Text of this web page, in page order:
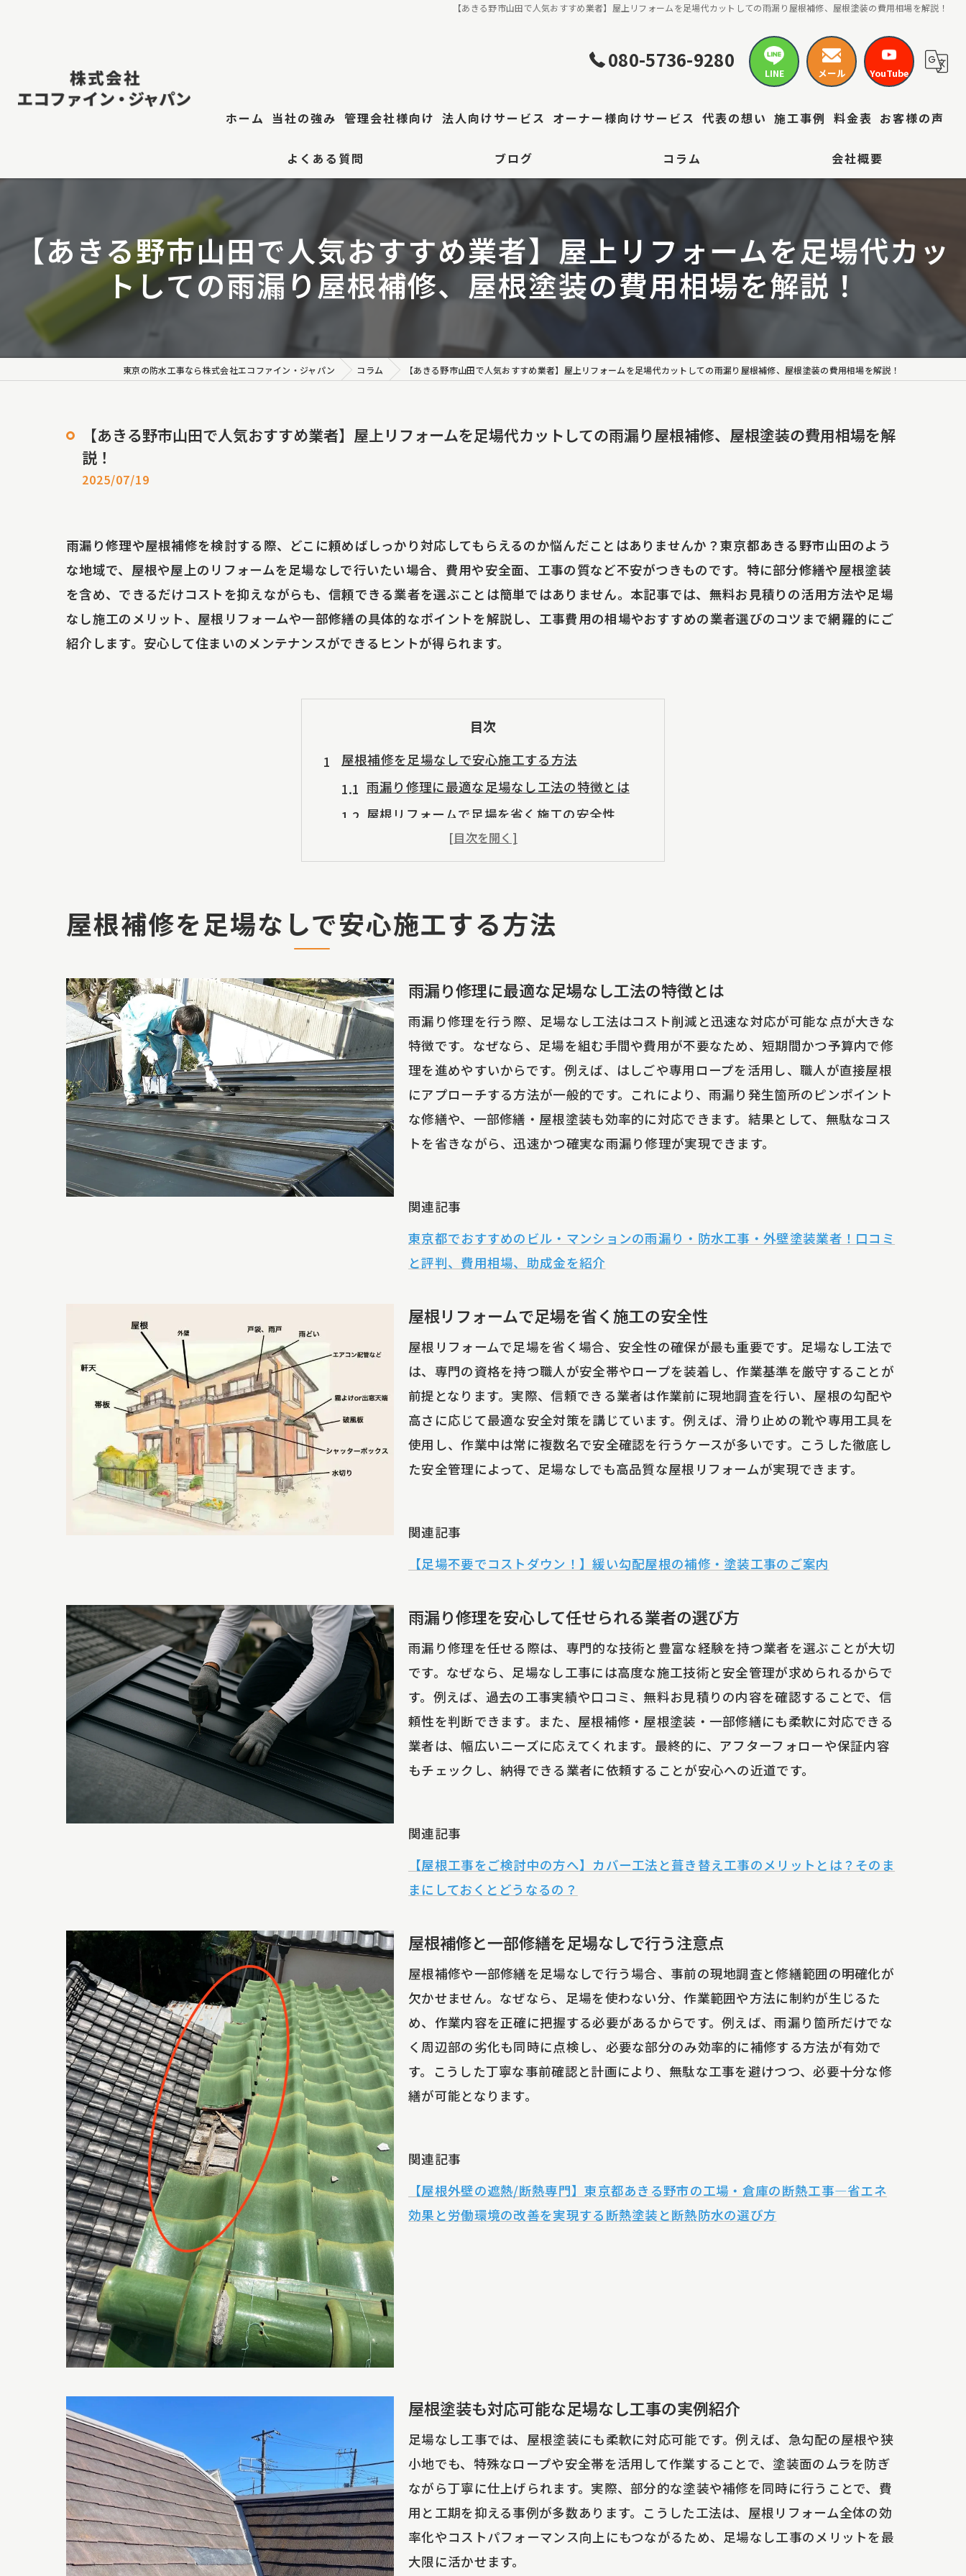
【あきる野市山田で人気おすすめ業者】屋上リフォームを足場代カットしての雨漏り屋根補修、屋根塗装の費用相場を解説！
080-5736-9280
LINE メール YouTube
ホーム 当社の強み
江東区 防水工事
屋根塗装
ロープアクセス工法
雨漏り修理
シーリング工事
雨樋工事
内装塗装
管理会社様向け 法人向けサービス オーナー様向けサービス 代表の想い 施工事例 料金表 お客様の声
よくある質問 ブログ コラム 会社概要
【あきる野市山田で人気おすすめ業者】屋上リフォームを足場代カッ
トしての雨漏り屋根補修、屋根塗装の費用相場を解説！
東京の防水工事なら株式会社エコファイン・ジャパン コラム 【あきる野市山田で人気おすすめ業者】屋上リフォームを足場代カットしての雨漏り屋根補修、屋根塗装の費用相場を解説！
【あきる野市山田で人気おすすめ業者】屋上リフォームを足場代カットしての雨漏り屋根補修、屋根塗装の費用相場を解
説！
2025/07/19
雨漏り修理や屋根補修を検討する際、どこに頼めばしっかり対応してもらえるのか悩んだことはありませんか？東京都あきる野市山田のよう
な地域で、屋根や屋上のリフォームを足場なしで行いたい場合、費用や安全面、工事の質など不安がつきものです。特に部分修繕や屋根塗装
を含め、できるだけコストを抑えながらも、信頼できる業者を選ぶことは簡単ではありません。本記事では、無料お見積りの活用方法や足場
なし施工のメリット、屋根リフォームや一部修繕の具体的なポイントを解説し、工事費用の相場やおすすめの業者選びのコツまで網羅的にご
紹介します。安心して住まいのメンテナンスができるヒントが得られます。
目次
屋根補修を足場なしで安心施工する方法
雨漏り修理に最適な足場なし工法の特徴とは
屋根リフォームで足場を省く施工の安全性
雨漏り修理を安心して任せられる業者の選び方
無料お見積りで足場不要なプランを確認しよう
雨漏り修理の費用相場を知るための基礎知識
屋根補修の費用を抑えるポイントを解説
足場なし雨漏り修理の料金が選ばれる理由
無料お見積りで分かる費用の内訳と比較法
おすすめ業者の費用明細とサービス内容の違い
雨漏り修理を依頼する前に必ず確認したい相場
東京都あきる野市山田の屋根リフォーム最前線
屋根リフォームで雨漏り修理が必要な理由
足場なし施工が支持される屋根リフォーム事情
雨漏り修理と屋根リフォームの違いを解説
屋根リフォームで失敗しない業者選びのコツ
雨漏り修理の無料お見積りで確認すべき内容
屋根補修や一部修繕の費用比較ポイント
無料相談でわかる足場なし工事の適正価格
おすすめ業者の見積もり活用術を伝授
雨漏り修理の費用相場と実際の請求例
足場なし工事が選ばれる理由と安全性を解説
足場なしの屋根塗装がコストを抑える理由
部分修繕でも活躍する足場不要の技術進化
足場なし工事と一般工法の費用比較のポイント
無料お見積りで分かる安全性チェックリスト
部分修繕や屋根塗装で費用を抑えるポイント
雨漏り修理の費用を抑える部分修繕のコツ
屋根塗装と一部修理を同時に行うメリット
部分補修で雨漏り防止とコスト削減を両立
無料お見積りで無駄のない修繕範囲を確認
おすすめ業者に学ぶ費用対効果の高い修繕法
雨漏り修理の信頼できる業者選びの重要性
屋根補修やリフォーム業者の見極めポイント
足場なし施工が得意な業者の選び方ガイド
無料お見積りを比較して最適な業者を探す
雨漏り修理の実績・評判も業者選定の決め手
一部修繕や屋根塗装も任せられる業者の特徴
屋上リフォームの成功事例と実践的アドバイス
屋上リフォームで雨漏り修理を成功させる秘訣
足場なし施工の屋上リフォーム実例を紹介
屋根補修と屋上の同時リフォームで費用最適化
無料お見積りを活用した屋上工事の進め方
屋上の一部修繕や塗装で快適空間を実現
おすすめ業者の実践アドバイスと注意点
屋根補修を足場なしで安心施工する方法
雨漏り修理に最適な足場なし工法の特徴とは
雨漏り修理を行う際、足場なし工法はコスト削減と迅速な対応が可能な点が大きな
特徴です。なぜなら、足場を組む手間や費用が不要なため、短期間かつ予算内で修
理を進めやすいからです。例えば、はしごや専用ロープを活用し、職人が直接屋根
にアプローチする方法が一般的です。これにより、雨漏り発生箇所のピンポイント
な修繕や、一部修繕・屋根塗装も効率的に対応できます。結果として、無駄なコス
トを省きながら、迅速かつ確実な雨漏り修理が実現できます。
関連記事
東京都でおすすめのビル・マンションの雨漏り・防水工事・外壁塗装業者！口コミ
と評判、費用相場、助成金を紹介
屋根リフォームで足場を省く施工の安全性
屋根リフォームで足場を省く場合、安全性の確保が最も重要です。足場なし工法で
は、専門の資格を持つ職人が安全帯やロープを装着し、作業基準を厳守することが
前提となります。実際、信頼できる業者は作業前に現地調査を行い、屋根の勾配や
高さに応じて最適な安全対策を講じています。例えば、滑り止めの靴や専用工具を
使用し、作業中は常に複数名で安全確認を行うケースが多いです。こうした徹底し
た安全管理によって、足場なしでも高品質な屋根リフォームが実現できます。
関連記事
【足場不要でコストダウン！】緩い勾配屋根の補修・塗装工事のご案内
雨漏り修理を安心して任せられる業者の選び方
雨漏り修理を任せる際は、専門的な技術と豊富な経験を持つ業者を選ぶことが大切
です。なぜなら、足場なし工事には高度な施工技術と安全管理が求められるからで
す。例えば、過去の工事実績や口コミ、無料お見積りの内容を確認することで、信
頼性を判断できます。また、屋根補修・屋根塗装・一部修繕にも柔軟に対応できる
業者は、幅広いニーズに応えてくれます。最終的に、アフターフォローや保証内容
もチェックし、納得できる業者に依頼することが安心への近道です。
関連記事
【屋根工事をご検討中の方へ】カバー工法と葺き替え工事のメリットとは？そのま
まにしておくとどうなるの？
屋根補修と一部修繕を足場なしで行う注意点
屋根補修や一部修繕を足場なしで行う場合、事前の現地調査と修繕範囲の明確化が
欠かせません。なぜなら、足場を使わない分、作業範囲や方法に制約が生じるた
め、作業内容を正確に把握する必要があるからです。例えば、雨漏り箇所だけでな
く周辺部の劣化も同時に点検し、必要な部分のみ効率的に補修する方法が有効で
す。こうした丁寧な事前確認と計画により、無駄な工事を避けつつ、必要十分な修
繕が可能となります。
関連記事
【屋根外壁の遮熱/断熱専門】東京都あきる野市の工場・倉庫の断熱工事—省エネ
効果と労働環境の改善を実現する断熱塗装と断熱防水の選び方
屋根塗装も対応可能な足場なし工事の実例紹介
足場なし工事では、屋根塗装にも柔軟に対応可能です。例えば、急勾配の屋根や狭
小地でも、特殊なロープや安全帯を活用して作業することで、塗装面のムラを防ぎ
ながら丁寧に仕上げられます。実際、部分的な塗装や補修を同時に行うことで、費
用と工期を抑える事例が多数あります。こうした工法は、屋根リフォーム全体の効
率化やコストパフォーマンス向上にもつながるため、足場なし工事のメリットを最
大限に活かせます。